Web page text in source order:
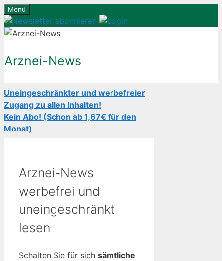
Zum
Inhalt
springen
Menü
Arznei-News
Uneingeschränkter und werbefreier
Zugang zu allen Inhalten!
Kein Abo! (Schon ab 1,67€ für den
Monat)
Arznei-News
werbefrei und
uneingeschränkt
lesen
Schalten Sie für sich sämtliche